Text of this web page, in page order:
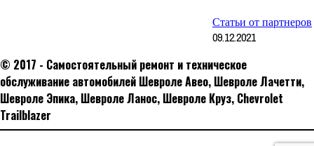
Статьи от партнеров
09.12.2021
© 2017 - Самостоятельный ремонт и техническое
обслуживание автомобилей Шевроле Авео, Шевроле Лачетти,
Шевроле Эпика, Шевроле Ланос, Шевроле Круз, Сhevrolet
Trailblazer